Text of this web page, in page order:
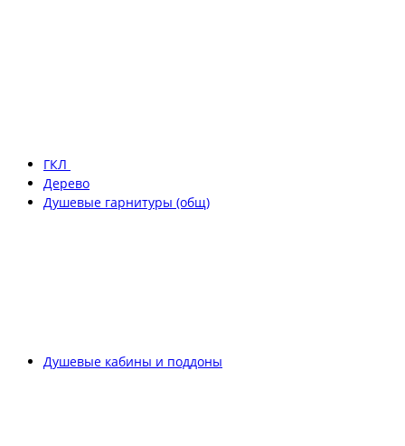
ГКЛ
Дерево
Душевые гарнитуры (общ)
Душевые кабины и поддоны